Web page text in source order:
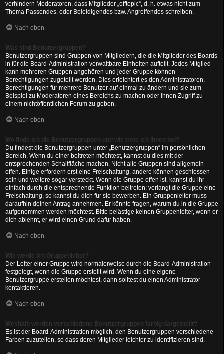
verhindern Moderatoren, dass Mitglieder „offtopic“, d. h. etwas nicht zum
Thema Passendes, oder Beleidigendes bzw. Angreifendes schreiben.
Nach oben
Was sind Benutzergruppen?
Benutzergruppen sind Gruppen von Mitgliedern, die die Mitglieder des Boards
in für die Board-Administration verwaltbare Einheiten aufteilt. Jedes Mitglied
kann mehreren Gruppen angehören und jeder Gruppe können
Berechtigungen zugeteilt werden. Dies erleichtert es den Administratoren,
Berechtigungen für mehrere Benutzer auf einmal zu ändern und sie zum
Beispiel zu Moderatoren eines Bereichs zu machen oder ihnen Zugriff zu
einem nichtöffentlichen Forum zu geben.
Nach oben
Wo finde ich die Benutzergruppen und wie trete ich ihnen bei?
Du findest die Benutzergruppen unter „Benutzergruppen“ im persönlichen
Bereich. Wenn du einer beitreten möchtest, kannst du dies mit der
entsprechenden Schaltfläche machen. Nicht alle Gruppen sind allgemein
offen. Einige erfordern erst eine Freischaltung, andere können geschlossen
sein und weitere sogar versteckt. Wenn die Gruppe offen ist, kannst du ihr
einfach durch die entsprechende Funktion beitreten; verlangt die Gruppe eine
Freischaltung, so kannst du dich für sie bewerben. Ein Gruppenleiter muss
daraufhin deinen Antrag annehmen. Er könnte fragen, warum du in die Gruppe
aufgenommen werden möchtest. Bitte belästige keinen Gruppenleiter, wenn er
dich ablehnt, er wird einen Grund dafür haben.
Nach oben
Wie werde ich Gruppenleiter?
Der Leiter einer Gruppe wird normalerweise durch die Board-Administration
festgelegt, wenn die Gruppe erstellt wird. Wenn du eine eigene
Benutzergruppe erstellen möchtest, dann solltest du einen Administrator
kontaktieren.
Nach oben
Weshalb werden verschiedene Benutzergruppen farbig dargestellt?
Es ist der Board-Administration möglich, den Benutzergruppen verschiedene
Farben zuzuteilen, so dass deren Mitglieder leichter zu identifizieren sind.